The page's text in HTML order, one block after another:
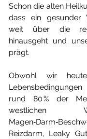
Schon die alten
dass ein gesunder
weit über die
hinausgeht und
prägt.
Obwohl wir
rund 80 % der
Reizdarm, Leaky